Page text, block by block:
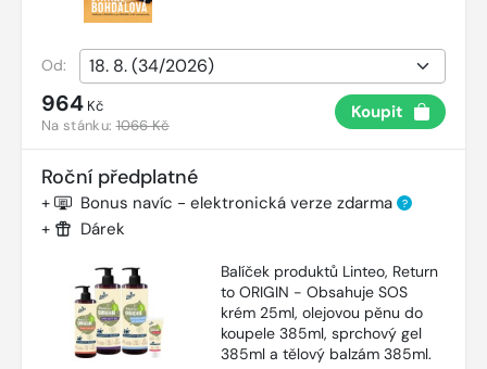
Od:
964 Kč
Na stánku:1066 Kč
Koupit
Roční předplatné
+ Bonus navíc - elektronická verze zdarma ?
+ Dárek
Balíček produktů Linteo, Return
to ORIGIN - Obsahuje SOS
krém 25ml, olejovou pěnu do
koupele 385ml, sprchový gel
385ml a tělový balzám 385ml.